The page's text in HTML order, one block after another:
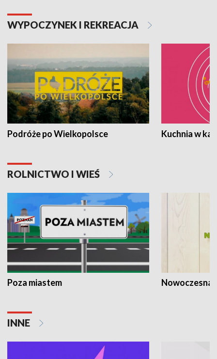
WYPOCZYNEK I REKREACJA
Podróże po Wielkopolsce Kuchnia w
ROLNICTWO I WIEŚ
Poza miastem Nowoczesna
INNE